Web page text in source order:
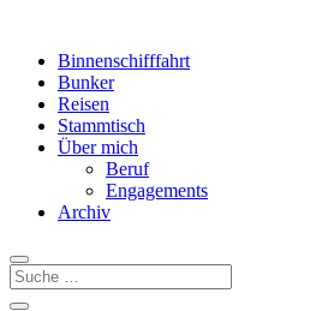
Binnenschifffahrt
Bunker
Reisen
Stammtisch
Über mich
Beruf
Engagements
Archiv